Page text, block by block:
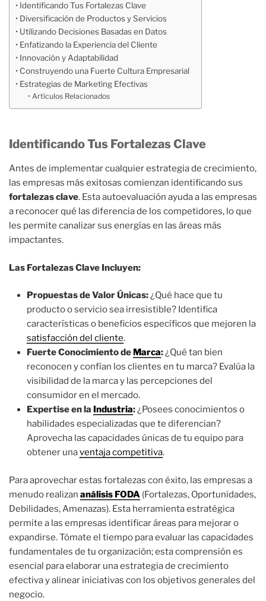
Identificando Tus Fortalezas Clave
Diversificación de Productos y Servicios
Utilizando Decisiones Basadas en Datos
Enfatizando la Experiencia del Cliente
Innovación y Adaptabilidad
Construyendo una Fuerte Cultura Empresarial
Estrategias de Marketing Efectivas
Artículos Relacionados
Identificando Tus Fortalezas Clave
Antes de implementar cualquier estrategia de crecimiento,
las empresas más exitosas comienzan identificando sus
fortalezas clave. Esta autoevaluación ayuda a las empresas
a reconocer qué las diferencia de los competidores, lo que
les permite canalizar sus energías en las áreas más
impactantes.
Las Fortalezas Clave Incluyen:
Propuestas de Valor Únicas:¿Qué hace que tu
producto o servicio sea irresistible? Identifica
características o beneficios específicos que mejoren la
satisfacción del cliente.
Fuerte Conocimiento de Marca:¿Qué tan bien
reconocen y confían los clientes en tu marca? Evalúa la
visibilidad de la marca y las percepciones del
consumidor en el mercado.
Expertise en la Industria:¿Posees conocimientos o
habilidades especializadas que te diferencian?
Aprovecha las capacidades únicas de tu equipo para
obtener unaventaja competitiva.
Para aprovechar estas fortalezas con éxito, las empresas a
menudo realizan análisis FODA (Fortalezas, Oportunidades,
Debilidades, Amenazas). Esta herramienta estratégica
permite a las empresas identificar áreas para mejorar o
expandirse. Tómate el tiempo para evaluar las capacidades
fundamentales de tu organización; esta comprensión es
esencial para elaborar una estrategia de crecimiento
efectiva y alinear iniciativas con los objetivos generales del
negocio.